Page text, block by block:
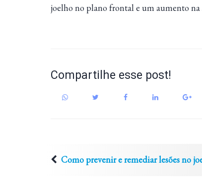
joelho no plano frontal e um aumento
Compartilhe esse post!
Como prevenir e remediar lesões no